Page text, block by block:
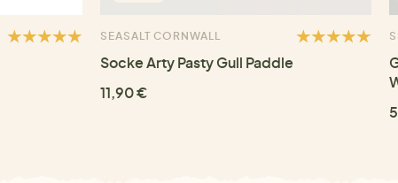
SEASALT CORNWALL
Socke Arty Pasty Gull Paddle
11,90 €